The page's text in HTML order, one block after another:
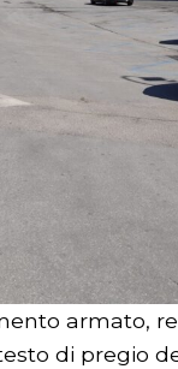
armato,
di pregio